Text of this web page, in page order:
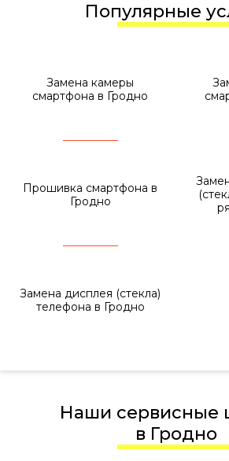
Популярные
Замена камеры
смартфона в Гродно
Прошивка смартфона в
Гродно
Замена дисплея (стекла)
телефона в Гродно
Наши сервисные
в Гродно